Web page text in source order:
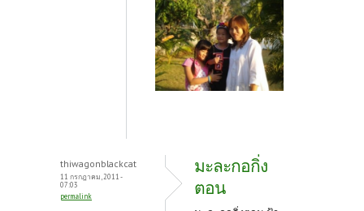
thiwagonblackcat
11 กรกฎาคม, 2011 -
07:03
permalink
มะละกอกิ่ง
ตอน